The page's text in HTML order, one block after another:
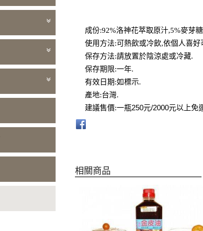
成份:92%洛神花萃取原汁,5%麥芽
使用方法:可熱飲或冷飲,依個人喜
保存方法:請放置於陰涼處或冷藏.
保存期限:一年.
有效日期:如標示.
產地:台灣.
建議售價:一瓶250元/2000元以上免
相關商品